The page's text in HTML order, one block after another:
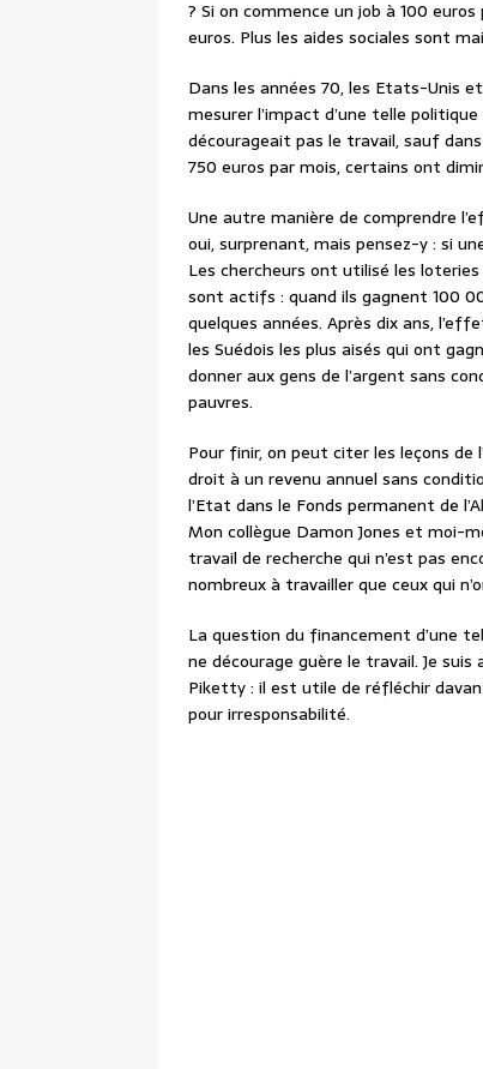
? Si on commence un job à 100
euros. Plus les aides sociales sont
Dans les années 70, les Etats-Unis
mesurer l’impact d’une telle
décourageait pas le travail, sauf dans
750 euros par mois, certains ont
Une autre manière de comprendre
oui, surprenant, mais pensez-y : si
Les chercheurs ont utilisé les
sont actifs : quand ils gagnent 100
quelques années. Après dix ans,
les Suédois les plus aisés qui ont
donner aux gens de l’argent sans
pauvres.
Pour finir, on peut citer les leçons de
droit à un revenu annuel sans
l’Etat dans le Fonds permanent de
Mon collègue Damon Jones et moi-
travail de recherche qui n’est pas
nombreux à travailler que ceux qui
La question du financement d’une
ne décourage guère le travail. Je
Piketty : il est utile de réfléchir
pour irresponsabilité.